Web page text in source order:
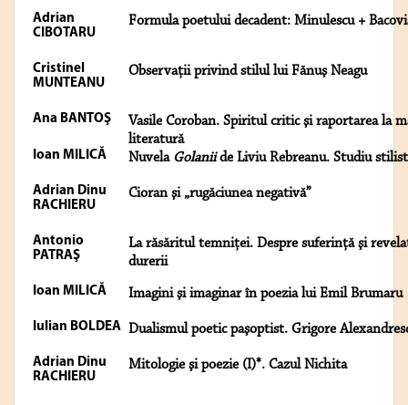
Adrian
CIBOTARU
Formula poetului decadent: Minulescu +
Cristinel
MUNTEANU
Observaţii privind stilul lui Fănuş Neagu
Ana BANTOŞ
Vasile Coroban. Spiritul critic şi raportarea la
literatură
Ioan MILICĂ Nuvela Golaniide Liviu Rebreanu. Studiu
Adrian Dinu
RACHIERU
Cioran şi „rugăciunea negativă”
Antonio
PATRAŞ
La răsăritul temniţei. Despre suferinţă şi
durerii
Ioan MILICĂ Imagini şi imaginar în poezia lui Emil Brumaru
Iulian BOLDEA Dualismul poetic paşoptist. Grigore
Adrian Dinu
RACHIERU
Mitologie şi poezie (I)*. Cazul Nichita